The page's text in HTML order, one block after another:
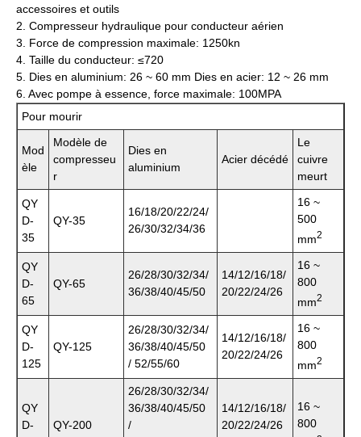
accessoires et outils
2. Compresseur hydraulique pour conducteur aérien
3. Force de compression maximale: 1250kn
4. Taille du conducteur: ≤720
5. Dies en aluminium: 26 ~ 60 mm Dies en acier: 12 ~ 26 mm
6. Avec pompe à essence, force maximale: 100MPA
Pour mourir
Mod
èle
Modèle de
compresseu
r
Dies en
aluminium
Acier décédé
Le
cuivre
meurt
QY
D-
35
QY-35
16/18/20/22/24/
26/30/32/34/36
16 ~
500
mm2
QY
D-
65
QY-65
26/28/30/32/34/
36/38/40/45/50
14/12/16/18/
20/22/24/26
16 ~
800
mm2
QY
D-
125
QY-125
26/28/30/32/34/
36/38/40/45/50
/ 52/55/60
14/12/16/18/
20/22/24/26
16 ~
800
mm2
QY
D-
QY-200
26/28/30/32/34/
36/38/40/45/50
/
14/12/16/18/
20/22/24/26
16 ~
800